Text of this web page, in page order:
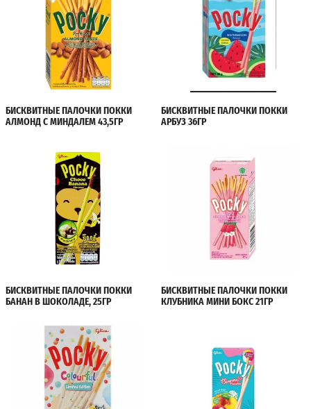
БИСКВИТНЫЕ ПАЛОЧКИ ПОККИ
АЛМОНД С МИНДАЛЕМ 43,5ГР
БИСКВИТНЫЕ ПАЛОЧКИ ПОККИ
АРБУЗ 36ГР
БИСКВИТНЫЕ ПАЛОЧКИ ПОККИ
БАНАН В ШОКОЛАДЕ, 25ГР
БИСКВИТНЫЕ ПАЛОЧКИ ПОККИ
КЛУБНИКА МИНИ БОКС 21ГР